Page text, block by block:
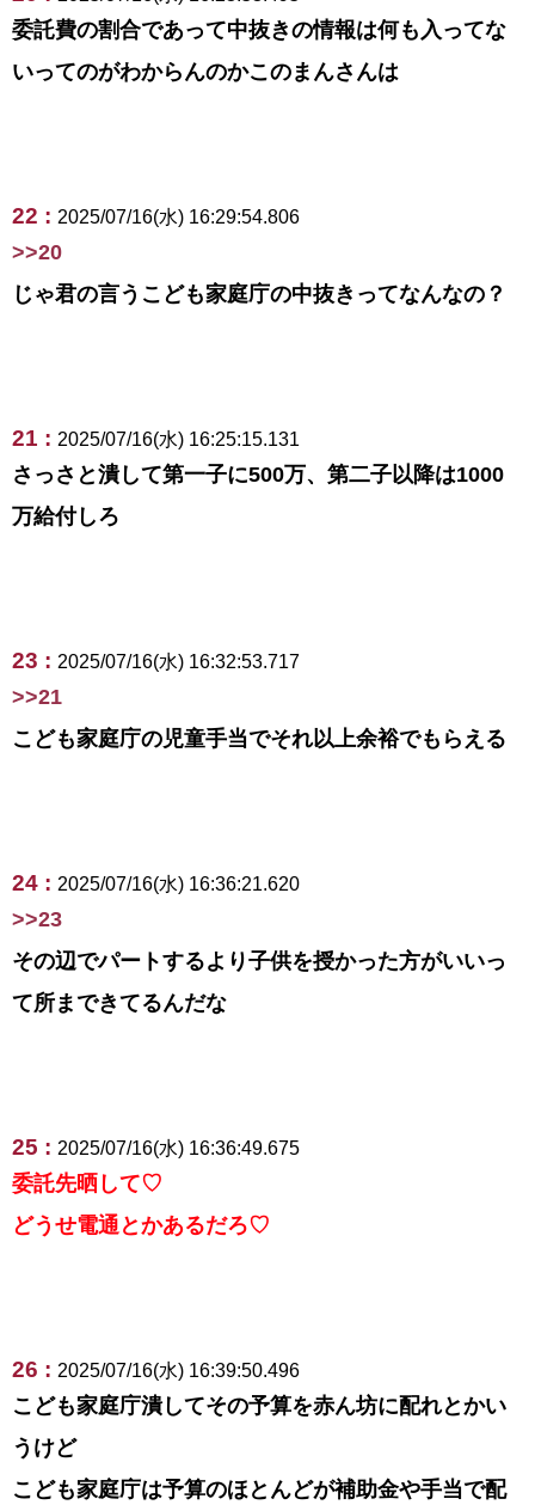
委託費の割合であって中抜きの情報は何も入ってな
いってのがわからんのかこのまんさんは
22 : 2025/07/16(水) 16:29:54.806
>>20
じゃ君の言うこども家庭庁の中抜きってなんなの？
21 : 2025/07/16(水) 16:25:15.131
さっさと潰して第一子に500万、第二子以降は1000
万給付しろ
23 : 2025/07/16(水) 16:32:53.717
>>21
こども家庭庁の児童手当でそれ以上余裕でもらえる
24 : 2025/07/16(水) 16:36:21.620
>>23
その辺でパートするより子供を授かった方がいいっ
て所まできてるんだな
25 : 2025/07/16(水) 16:36:49.675
委託先晒して♡
どうせ電通とかあるだろ♡
26 : 2025/07/16(水) 16:39:50.496
こども家庭庁潰してその予算を赤ん坊に配れとかい
うけど
こども家庭庁は予算のほとんどが補助金や手当で配